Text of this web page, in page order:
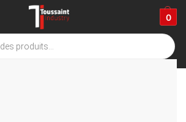
0
Accessoires de nettoyage